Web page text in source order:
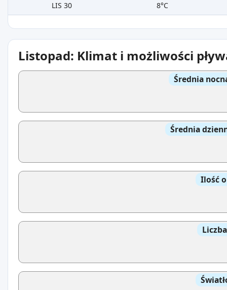
LIS 30
8°C
Listopad: Klimat i możliwości
Średnia
Średnia
Ilość